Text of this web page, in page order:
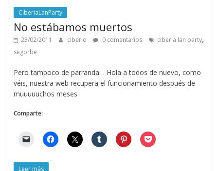
CiberiaLanParty
No estábamos muertos
23/02/2011 ciberio 0 comentarios ciberia lan party,
segorbe
Pero tampoco de parranda… Hola a todos de nuevo, como
véis, nuestra web recupera el funcionamiento después de
muuuuuchos meses
Comparte:
Leer más